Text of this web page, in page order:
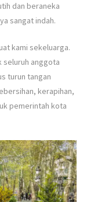
dan beraneka
sangat indah.
kami sekeluarga.
seluruh anggota
turun tangan
kerapihan,
pemerintah kota